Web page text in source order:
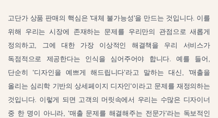
고단가 상품 판매의 핵심은 '대체 불가능성'을 만드는 것입니다. 이를
위해 우리는 시장에 존재하는 문제를 우리만의 관점으로 새롭게
정의하고, 그에 대한 가장 이상적인 해결책을 우리 서비스가
독점적으로 제공한다는 인식을 심어주어야 합니다. 예를 들어,
단순히 '디자인을 예쁘게 해드립니다'라고 말하는 대신, '매출을
올리는 심리학 기반의 상세페이지 디자인'이라고 문제를 재정의하는
것입니다. 이렇게 되면 고객의 머릿속에서 우리는 수많은 디자이너
중 한 명이 아니라, '매출 문제를 해결해주는 전문가'라는 독보적인